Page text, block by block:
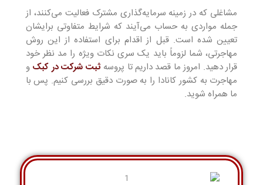
مشاغلی که در زمینه سرمایه‌گذاری مشترک فعالیت می‌کنند، از
جمله مواردی به حساب می‌آیند که شرایط متفاوتی برایشان
تعیین شده است. قبل از اقدام برای استفاده از این روش
مهاجرتی، شما لزوماً باید یک سری نکات ویژه را مد نظر خود
قرار دهید. امروز ما قصد داریم تا پروسه ثبت شرکت در کبک و
مهاجرت به کشور کانادا را به صورت دقیق بررسی کنیم. پس با
ما همراه شوید.